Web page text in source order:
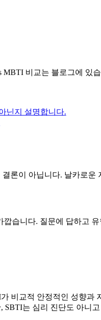
MBTI 비교는 블로그에 있
닌지 설명합니다.
론이 아닙니다. 날카로
습니다. 질문에 답하고
비교적 안정적인 성향과
는 심리 진단도 아니